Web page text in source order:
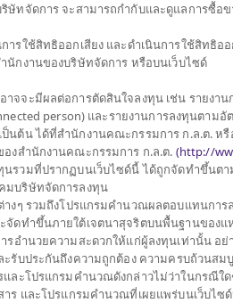
วันหยุด
จ่ายเงินปันผล
ะเภทกองทุน
กองทุนที่ลงทุนในต่างประ
ะเภทกองทุนย่อย
เน้นลงทุนในตราสารทุน
นวนเงินลงทุนโครงการ
50,000 ล้าน
ที่จดทะเบียนกองทุน
วันที่ 11 ต.ค. 2556
ที่ครบอายุกองทุน
คาขาย
ษัทจัดการ จะสามารถกำกับและดูแลการซื้อ
รใช้สิทธิออกเสียง และดำเนินการใช้สิทธิออ
นักงานของบริษัทจัดการ หรือบนเว็บไซด์
จจะมีผลต่อการตัดสินใจลงทุน เช่น รายงาน
person) และรายงานการลงทุนตามอั
นต้น ได้ที่สำนักงานคณะกรรมการ ก.ล.ต. หรื
องสำนักงานคณะกรรมการ ก.ล.ต. (http://
นรวมที่ปรากฏบนเว็บไซด์นี้ ได้ถูกจัดทำขึ้นต
มบริษัทจัดการลงทุน
างๆ รวมถึงโปรแกรมคำนวณผลตอบแทนการ
จัดทำขึ้นภายใต้เจตนาสุจริตบนพื้นฐานของแ
รอำนวยความสะดวกให้แก่ผู้ลงทุนเท่านั้น อย่
รับประกันถึงความถูกต้อง ความครบถ้วนสม
ละโปรแกรมคำนวณดังกล่าวไม่ว่าในกรณีใ
ร และโปรแกรมคำนวณที่เผยแพร่บนเว็บไซ